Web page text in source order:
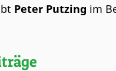
Peter Putzing im